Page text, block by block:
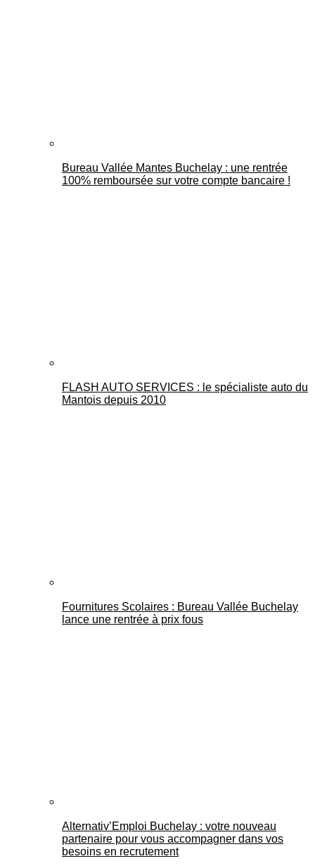
Bureau Vallée Mantes Buchelay : une rentrée
100% remboursée sur votre compte bancaire !
FLASH AUTO SERVICES : le spécialiste auto du
Mantois depuis 2010
Fournitures Scolaires : Bureau Vallée Buchelay
lance une rentrée à prix fous
Alternativ’Emploi Buchelay : votre nouveau
partenaire pour vous accompagner dans vos
besoins en recrutement